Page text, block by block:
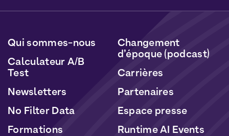
données seront traitées conformément à notre
et deCookies
Qui sommes-nous
Calculateur A/B
Test
Newsletters
No Filter Data
Formations
Changement
d’époque (podcast)
Carrières
Partenaires
Espace presse
Runtime AI Events